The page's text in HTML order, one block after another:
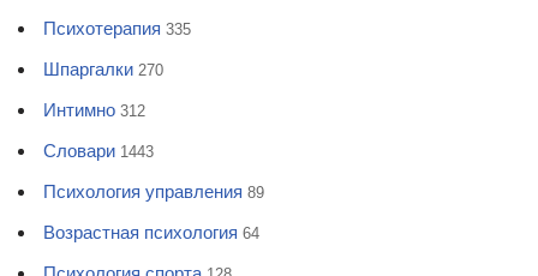
Психотерапия 335
Шпаргалки 270
Интимно 312
Словари 1443
Психология управления 89
Возрастная психология 64